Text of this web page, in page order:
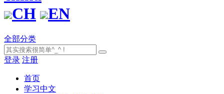
CH EN
全部分类
登录 注册
首页
学习中文